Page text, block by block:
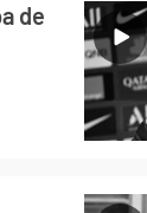
de